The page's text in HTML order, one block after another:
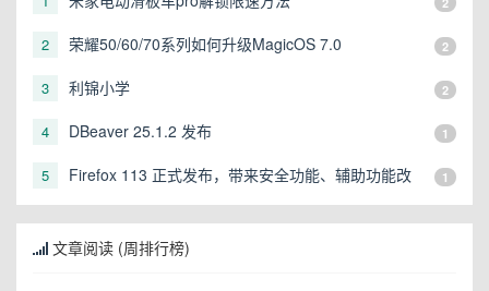
2 荣耀50/60/70系列如何升级MagicOS 7.0 2
3 利锦小学 2
4 DBeaver 25.1.2 发布 1
5
Firefox 113 正式发布，带来安全功能、辅助功能改
进...
1
文章阅读 (周排行榜)